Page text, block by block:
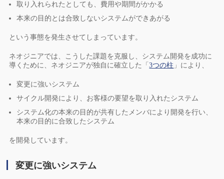
取り入れられたとしても、費用や期間がかかる
本来の目的とは合致しないシステムができあがる
という事態を発生させてしまっています。
ネオジニアでは、こうした課題を克服し、システム開発を成功に
導くために、ネオジニアが独自に確立した「3つの柱 」により、
変更に強いシステム
サイクル開発により、お客様の要望を取り入れたシステム
システム化の本来の目的が共有したメンバにより開発を行い、
本来の目的に合致したシステム
を開発しています。
変更に強いシステム